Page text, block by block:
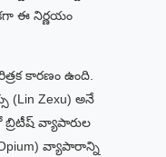
ఈ నిర్ణయం
కారణం ఉంది.
(Lin Zexu) అనే
వ్యాపారుల
వ్యాపారాన్ని